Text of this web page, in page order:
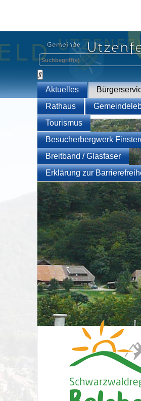
Aktuelles
Rathaus
Tourismus
Besucherbergwerk
Breitband / Glasfaser
Erklärung zur